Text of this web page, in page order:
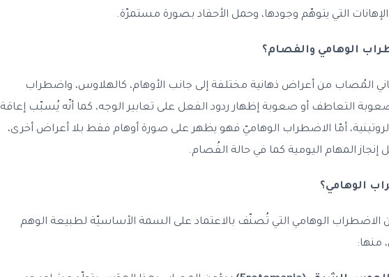
الإهانات التي يتوهّم وجودها، وحمل الأحقاد بصورة مستمرّة.
الوهامي والفصام؟
المُصاب من أعراض ذهانية مختلفة إلى جانب الأوهام، كالهلاوس، واضطراب
التعاطف أو صعوبة إظهار ردود الفعل على تعابير الوجه، كما أنّه يُسبّب إعاقة
الروتينية، أمّا الاضطراب الوهاميّ فهو يظهر على صورة أوهام فقط بلا أعراض أخرى،
المهام اليومية كما في حالة الفُصام.
الوهامي؟
الاضطراب الوهامي التي تُصنّف بالاعتماد على السمة الأساسيّة لطبيعة الوهم
منها: